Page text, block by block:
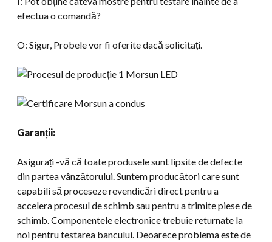
efectua o comandă?
O: Sigur, Probele vor fi oferite dacă solicitați.
Garanții:
Asigurați -vă că toate produsele sunt lipsite de defecte
din partea vânzătorului. Suntem producători care sunt
capabili să proceseze revendicări direct pentru a
accelera procesul de schimb sau pentru a trimite piese de
schimb. Componentele electronice trebuie returnate la
noi pentru testarea bancului. Deoarece problema este de